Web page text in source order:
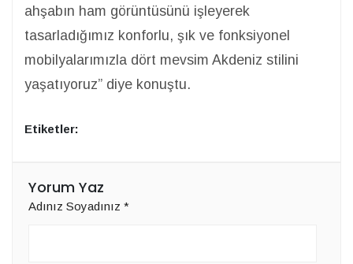
ahşabın ham görüntüsünü işleyerek
tasarladığımız konforlu, şık ve fonksiyonel
mobilyalarımızla dört mevsim Akdeniz stilini
yaşatıyoruz” diye konuştu.
Etiketler:
Yorum Yaz
Adınız Soyadınız *